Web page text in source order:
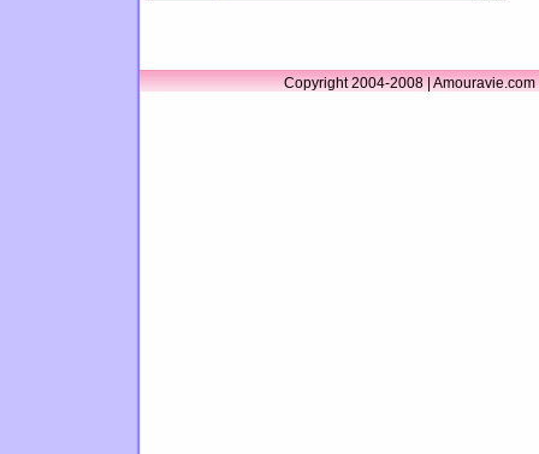
Copyright 2004-2008 |